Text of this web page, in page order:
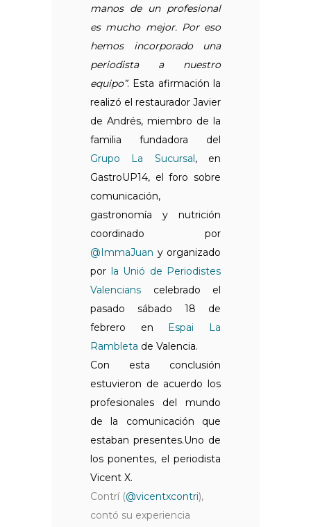
manos de un profesional
es mucho mejor. Por eso
hemos incorporado una
periodista a nuestro
equipo”. Esta afirmación la
realizó el restaurador Javier
de Andrés, miembro de la
familia fundadora del
Grupo La Sucursal, en
GastroUP14, el foro sobre
comunicación,
gastronomía y nutrición
coordinado por
@ImmaJuan y organizado
por la Unió de Periodistes
Valencians celebrado el
pasado sábado 18 de
febrero en Espai La
Rambleta de Valencia.
Con esta conclusión
estuvieron de acuerdo los
profesionales del mundo
de la comunicación que
estaban presentes.Uno de
los ponentes, el periodista
Vicent X.
Contrí (@vicentxcontri),
contó su experiencia